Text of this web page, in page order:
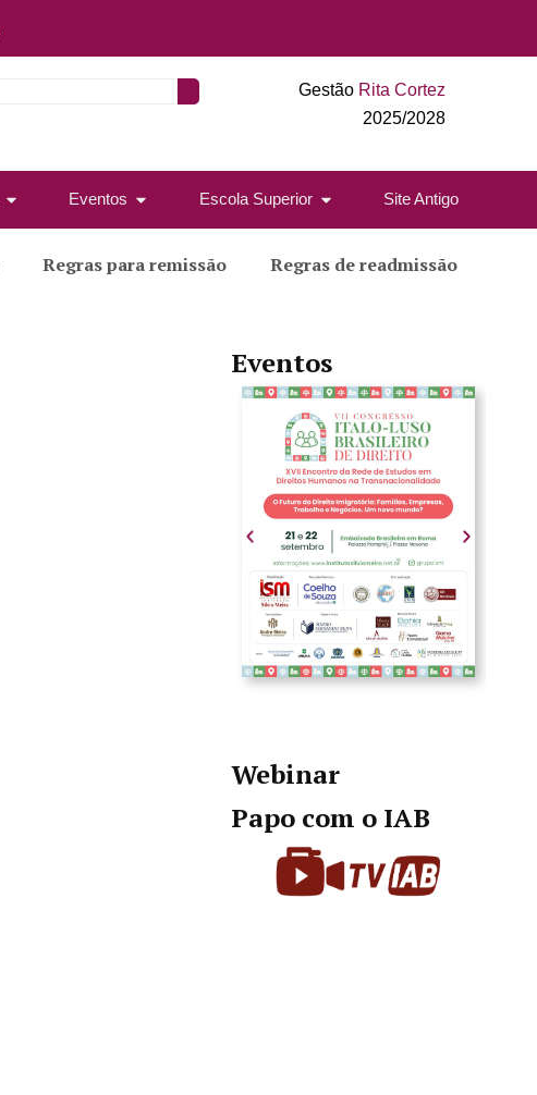
Gestão Rita Cortez
2025/2028
Eventos Escola Superior Site Antigo
Regras para remissão Regras de readmissão
Eventos
Webinar
Papo com o IAB